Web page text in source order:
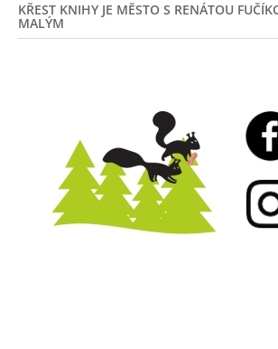
KŘEST KNIHY JE MĚSTO S RENÁTOU
MALÝM